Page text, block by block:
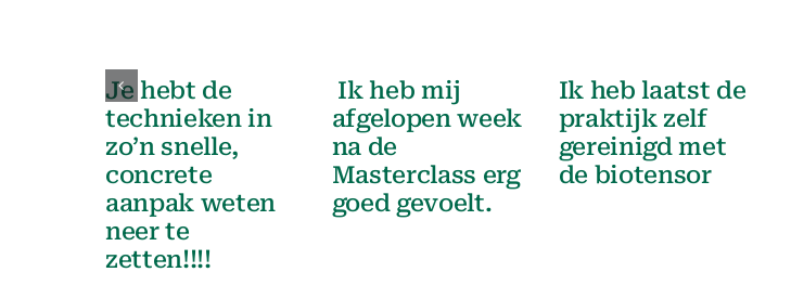
Je hebt de
technieken in
zo’n snelle,
concrete
aanpak weten
neer te
zetten!!!!
Ik heb mij
afgelopen week
na de
Masterclass erg
goed gevoelt.
Ik heb laatst de
praktijk zelf
gereinigd met
de biotensor